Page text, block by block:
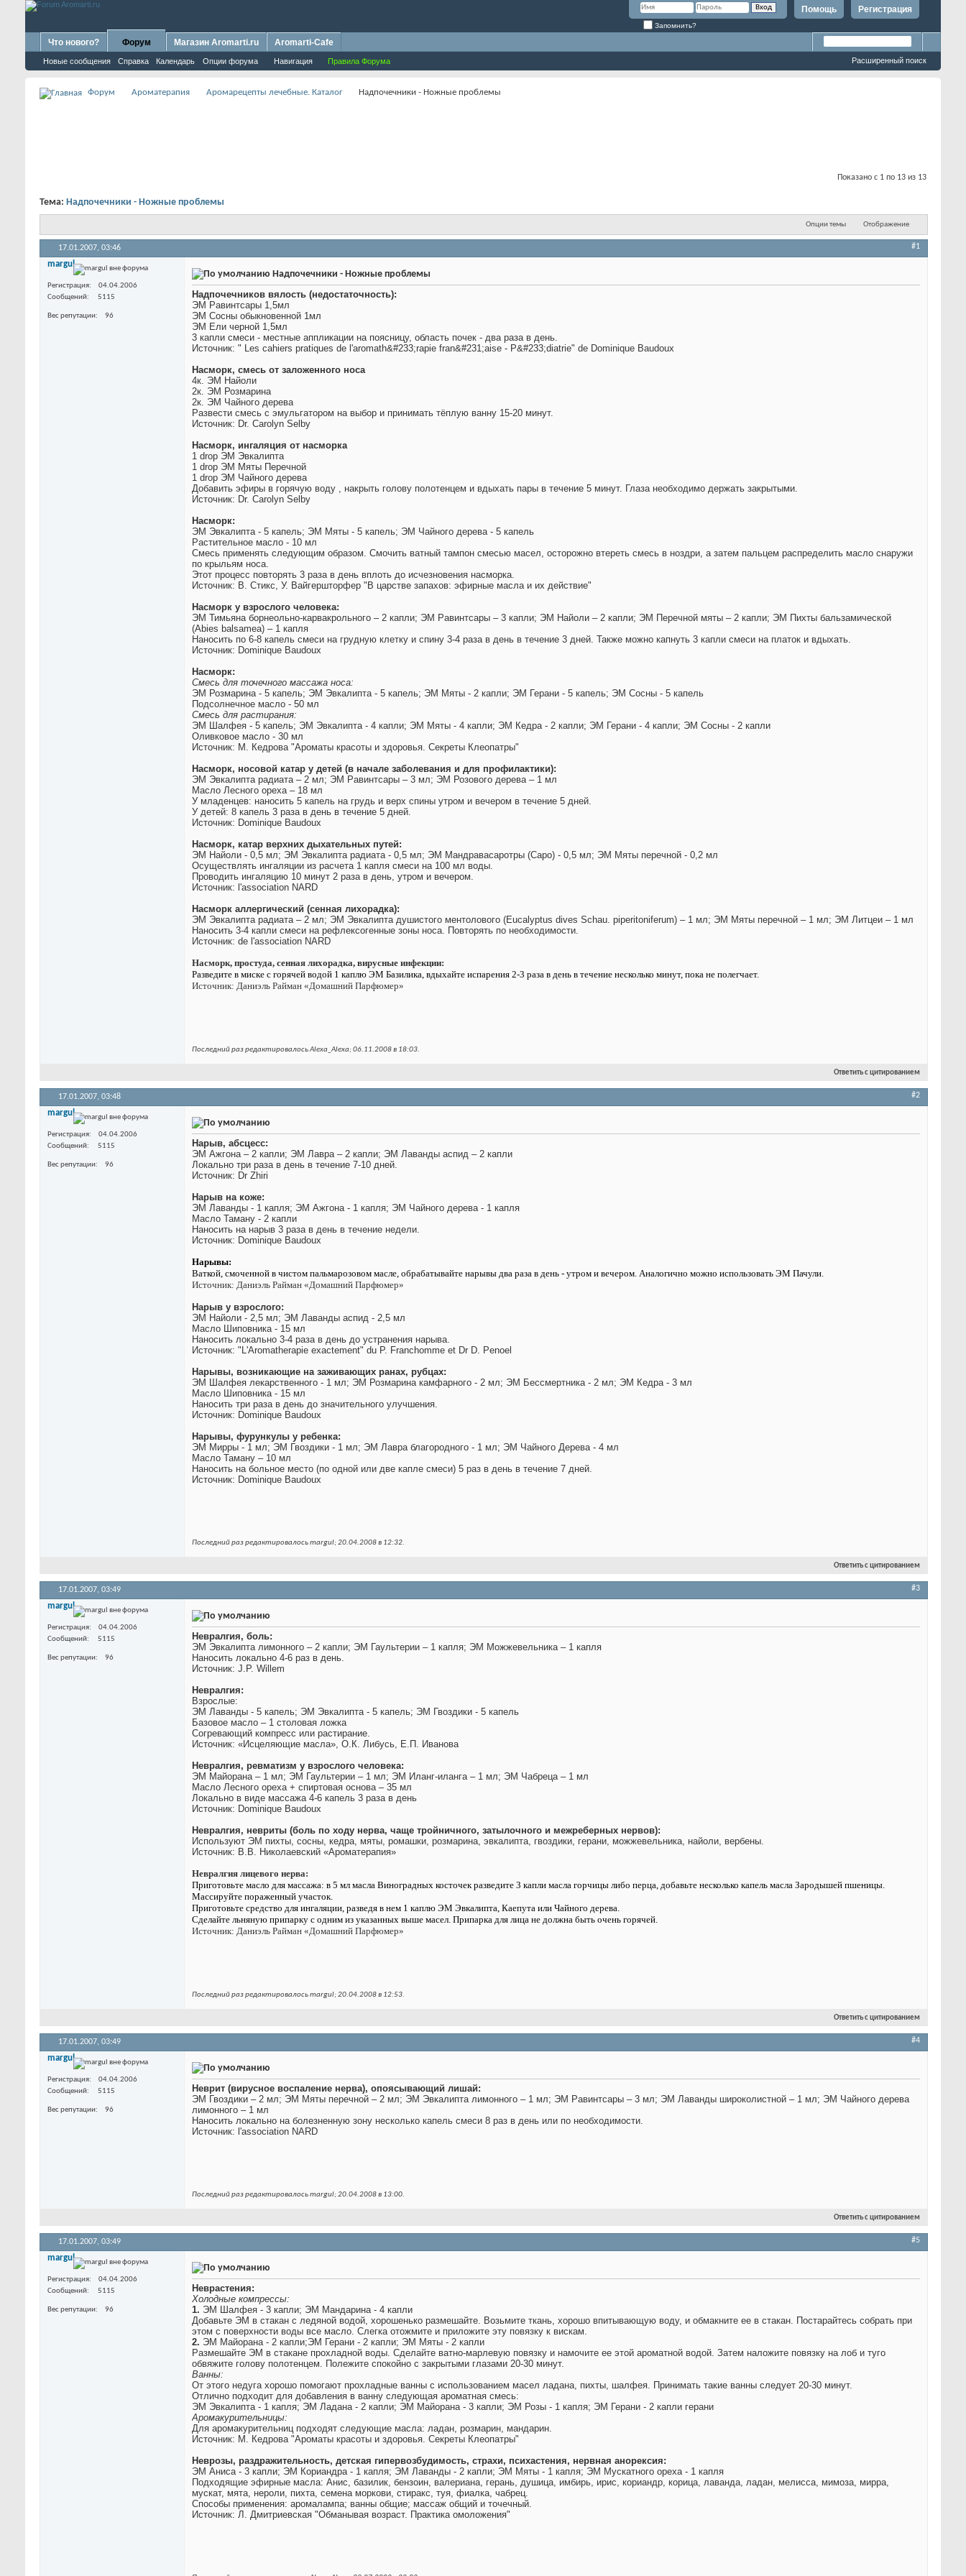
Регистрация
Помощь
Запомнить?
Что нового? Форум
Новые сообщения Справка Календарь Опции форума Навигация Правила Форума
Магазин Aromarti.ru Aromarti-Cafe
Расширенный поиск
Форум Ароматерапия Аромарецепты лечебные. Каталог Надпочечники - Ножные проблемы
Показано с 1 по 13 из 13
Тема: Надпочечники - Ножные проблемы
Опции темы Отображение
17.01.2007, 03:46 #1
margul
Регистрация
04.04.2006
Сообщений
5115
Вес репутации 96
Надпочечники - Ножные проблемы
Надпочечников вялость (недостаточность):
ЭМ Равинтсары 1,5мл
ЭМ Сосны обыкновенной 1мл
ЭМ Ели черной 1,5мл
3 капли смеси - местные аппликации на поясницу, область почек - два раза в день.
Источник: " Les cahiers pratiques de l'aromath&#233;rapie fran&#231;aise - P&#233;diatrie" de Dominique Baudoux
Насморк, смесь от заложенного носа
4к. ЭМ Найоли
2к. ЭМ Розмарина
2к. ЭМ Чайного дерева
Развести смесь с эмульгатором на выбор и принимать тёплую ванну 15-20 минут.
Источник: Dr. Carolyn Selby
Насморк, ингаляция от насморка
1 drop ЭМ Эвкалипта
1 drop ЭМ Мяты Перечной
1 drop ЭМ Чайного дерева
Добавить эфиры в горячую воду , накрыть голову полотенцем и вдыхать пары в течение 5 минут. Глаза необходимо держать закрытыми.
Источник: Dr. Carolyn Selby
Насморк:
ЭМ Эвкалипта - 5 капель; ЭМ Мяты - 5 капель; ЭМ Чайного дерева - 5 капель
Растительное масло - 10 мл
Смесь применять следующим образом. Смочить ватный тампон смесью масел, осторожно втереть смесь в ноздри, а затем пальцем распределить масло снаружи
по крыльям носа.
Этот процесс повторять 3 раза в день вплоть до исчезновения насморка.
Источник: В. Стикс, У. Вайгершторфер "В царстве запахов: эфирные масла и их действие"
Насморк у взрослого человека:
ЭМ Тимьяна борнеольно-карвакрольного – 2 капли; ЭМ Равинтсары – 3 капли; ЭМ Найоли – 2 капли; ЭМ Перечной мяты – 2 капли; ЭМ Пихты бальзамической
(Abies balsamea) – 1 капля
Наносить по 6-8 капель смеси на грудную клетку и спину 3-4 раза в день в течение 3 дней. Также можно капнуть 3 капли смеси на платок и вдыхать.
Источник: Dominique Baudoux
Насморк:
Смесь для точечного массажа носа:
ЭМ Розмарина - 5 капель; ЭМ Эвкалипта - 5 капель; ЭМ Мяты - 2 капли; ЭМ Герани - 5 капель; ЭМ Сосны - 5 капель
Подсолнечное масло - 50 мл
Смесь для растирания:
ЭМ Шалфея - 5 капель; ЭМ Эвкалипта - 4 капли; ЭМ Мяты - 4 капли; ЭМ Кедра - 2 капли; ЭМ Герани - 4 капли; ЭМ Сосны - 2 капли
Оливковое масло - 30 мл
Источник: М. Кедрова "Ароматы красоты и здоровья. Секреты Клеопатры"
Насморк, носовой катар у детей (в начале заболевания и для профилактики):
ЭМ Эвкалипта радиата – 2 мл; ЭМ Равинтсары – 3 мл; ЭМ Розового дерева – 1 мл
Масло Лесного ореха – 18 мл
У младенцев: наносить 5 капель на грудь и верх спины утром и вечером в течение 5 дней.
У детей: 8 капель 3 раза в день в течение 5 дней.
Источник: Dominique Baudoux
Насморк, катар верхних дыхательных путей:
ЭМ Найоли - 0,5 мл; ЭМ Эвкалипта радиата - 0,5 мл; ЭМ Мандравасаротры (Саро) - 0,5 мл; ЭМ Мяты перечной - 0,2 мл
Осуществлять ингаляции из расчета 1 капля смеси на 100 мл воды.
Проводить ингаляцию 10 минут 2 раза в день, утром и вечером.
Источник: l'association NARD
Насморк аллергический (сенная лихорадка):
ЭМ Эвкалипта радиата – 2 мл; ЭМ Эвкалипта душистого ментолового (Eucalyptus dives Schau. piperitoniferum) – 1 мл; ЭМ Мяты перечной – 1 мл; ЭМ Литцеи – 1 мл
Наносить 3-4 капли смеси на рефлексогенные зоны носа. Повторять по необходимости.
Источник: de l'association NARD
Насморк, простуда, сенная лихорадка, вирусные инфекции:
Разведите в миске с горячей водой 1 каплю ЭМ Базилика, вдыхайте испарения 2-3 раза в день в течение несколько минут, пока не полегчает.
Источник: Даниэль Райман «Домашний Парфюмер»
Последний раз редактировалось Alexa_Alexa; 06.11.2008 в 18:03.
Ответить с цитированием
17.01.2007, 03:48 #2
margul
Регистрация
04.04.2006
Сообщений
5115
Вес репутации 96
Нарыв, абсцесс:
ЭМ Ажгона – 2 капли; ЭМ Лавра – 2 капли; ЭМ Лаванды аспид – 2 капли
Локально три раза в день в течение 7-10 дней.
Источник: Dr Zhiri
Нарыв на коже:
ЭМ Лаванды - 1 капля; ЭМ Ажгона - 1 капля; ЭМ Чайного дерева - 1 капля
Масло Таману - 2 капли
Наносить на нарыв 3 раза в день в течение недели.
Источник: Dominique Baudoux
Нарывы:
Ваткой, смоченной в чис­том пальмарозовом масле, обрабатывайте нарывы два раза в день - утром и вечером. Аналогично можно использовать ЭМ Пачули.
Источник: Даниэль Райман «Домашний Парфюмер»
Нарыв у взрослого:
ЭМ Найоли - 2,5 мл; ЭМ Лаванды аспид - 2,5 мл
Масло Шиповника - 15 мл
Наносить локально 3-4 раза в день до устранения нарыва.
Источник: "L'Aromatherapie exactement" du P. Franchomme et Dr D. Penoel
Нарывы, возникающие на заживающих ранах, рубцах:
ЭМ Шалфея лекарственного - 1 мл; ЭМ Розмарина камфарного - 2 мл; ЭМ Бессмертника - 2 мл; ЭМ Кедра - 3 мл
Масло Шиповника - 15 мл
Наносить три раза в день до значительного улучшения.
Источник: Dominique Baudoux
Нарывы, фурункулы у ребенка:
ЭМ Мирры - 1 мл; ЭМ Гвоздики - 1 мл; ЭМ Лавра благородного - 1 мл; ЭМ Чайного Дерева - 4 мл
Масло Таману – 10 мл
Наносить на больное место (по одной или две капле смеси) 5 раз в день в течение 7 дней.
Источник: Dominique Baudoux
Последний раз редактировалось margul; 20.04.2008 в 12:32.
Ответить с цитированием
17.01.2007, 03:49 #3
margul
Регистрация
04.04.2006
Сообщений
5115
Вес репутации 96
Невралгия, боль:
ЭМ Эвкалипта лимонного – 2 капли; ЭМ Гаультерии – 1 капля; ЭМ Можжевельника – 1 капля
Наносить локально 4-6 раз в день.
Источник: J.P. Willem
Невралгия:
Взрослые:
ЭМ Лаванды - 5 капель; ЭМ Эвкалипта - 5 капель; ЭМ Гвоздики - 5 капель
Базовое масло – 1 столовая ложка
Согревающий компресс или растирание.
Источник: «Исцеляющие масла», О.К. Либусь, Е.П. Иванова
Невралгия, ревматизм у взрослого человека:
ЭМ Майорана – 1 мл; ЭМ Гаультерии – 1 мл; ЭМ Иланг-иланга – 1 мл; ЭМ Чабреца – 1 мл
Масло Лесного ореха + спиртовая основа – 35 мл
Локально в виде массажа 4-6 капель 3 раза в день
Источник: Dominique Baudoux
Невралгия, невриты (боль по ходу нерва, чаще тройничного, затылочного и межреберных нервов):
Используют ЭМ пихты, сосны, кедра, мяты, ромашки, розмарина, эвкалипта, гвоздики, герани, можжевельника, найоли, вербены.
Источник: В.В. Николаевский «Ароматерапия»
Невралгия лицевого нерва:
Приготовьте масло для массажа: в 5 мл масла Виноградных косточек разведите 3 капли масла горчицы либо перца, добавьте несколько капель масла Зародышей пшеницы.
Массируйте пораженный участок.
Приготовьте средство для ингаляции, разведя в нем 1 каплю ЭМ Эвкалипта, Каепута или Чайного дерева.
Сделайте льняную припарку с одним из указанных выше масел. Припарка для лица не должна быть очень горячей.
Источник: Даниэль Райман «Домашний Парфюмер»
Последний раз редактировалось margul; 20.04.2008 в 12:53.
Ответить с цитированием
17.01.2007, 03:49 #4
margul
Регистрация
04.04.2006
Сообщений
5115
Вес репутации 96
Неврит (вирусное воспаление нерва), опоясывающий лишай:
ЭМ Гвоздики – 2 мл; ЭМ Мяты перечной – 2 мл; ЭМ Эвкалипта лимонного – 1 мл; ЭМ Равинтсары – 3 мл; ЭМ Лаванды широколистной – 1 мл; ЭМ Чайного дерева
лимонного – 1 мл
Наносить локально на болезненную зону несколько капель смеси 8 раз в день или по необходимости.
Источник: l'association NARD
Последний раз редактировалось margul; 20.04.2008 в 13:00.
Ответить с цитированием
17.01.2007, 03:49 #5
margul
Регистрация
04.04.2006
Сообщений
5115
Вес репутации 96
Неврастения:
Холодные компрессы:
1. ЭМ Шалфея - 3 капли; ЭМ Мандарина - 4 капли
Добавьте ЭМ в стакан с ледяной водой, хорошенько размешайте. Возьмите ткань, хорошо впитывающую воду, и обмакните ее в стакан. Постарайтесь собрать при
этом с поверхности воды все масло. Слегка отожмите и приложите эту повязку к вискам.
2. ЭМ Майорана - 2 капли;ЭМ Герани - 2 капли; ЭМ Мяты - 2 капли
Размешайте ЭМ в стакане прохладной воды. Сделайте ватно-марлевую повязку и намочите ее этой ароматной водой. Затем наложите повязку на лоб и туго
обвяжите голову полотенцем. Полежите спокойно с закрытыми глазами 20-30 минут.
Ванны:
От этого недуга хорошо помогают прохладные ванны с использованием масел ладана, пихты, шалфея. Принимать такие ванны следует 20-30 минут.
Отлично подходит для добавления в ванну следующая ароматная смесь:
ЭМ Эвкалипта - 1 капля; ЭМ Ладана - 2 капли; ЭМ Майорана - 3 капли; ЭМ Розы - 1 капля; ЭМ Герани - 2 капли герани
Аромакурительницы:
Для аромакурительниц подходят следующие масла: ладан, розмарин, мандарин.
Источник: М. Кедрова "Ароматы красоты и здоровья. Секреты Клеопатры"
Неврозы, раздражительность, детская гипервозбудимость, страхи, психастения, нервная анорексия:
ЭМ Аниса - 3 капли; ЭМ Кориандра - 1 капля; ЭМ Лаванды - 2 капли; ЭМ Мяты - 1 капля; ЭМ Мускатного ореха - 1 капля
Подходящие эфирные масла: Анис, базилик, бензоин, валериана, герань, душица, имбирь, ирис, кориандр, корица, лаванда, ладан, мелисса, мимоза, мирра,
мускат, мята, нероли, пихта, семена моркови, стиракс, туя, фиалка, чабрец.
Способы применения: аромалампа; ванны общие; массаж общий и точечный.
Источник: Л. Дмитриевская "Обманывая возраст. Практика омоложения"